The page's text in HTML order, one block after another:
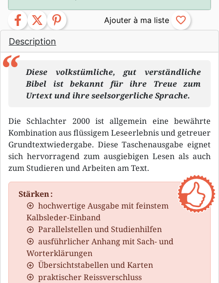
Description
Diese volkstümliche, gut verständliche
Bibel ist bekannt für ihre Treue zum
Urtext und ihre seelsorgerliche Sprache.
Die Schlachter 2000 ist allgemein eine bewährte
Kombination aus flüssigem Leseerlebnis und getreuer
Grundtextwiedergabe. Diese Taschenausgabe eignet
sich hervorragend zum ausgiebigen Lesen als auch
zum Studieren und Arbeiten am Text.
Stärken :
hochwertige Ausgabe mit feinstem
Kalbsleder-Einband
Parallelstellen und Studienhilfen
ausführlicher Anhang mit Sach- und
Worterklärungen
Übersichtstabellen und Karten
praktischer Reissverschluss
facebook twitter pinterest favorite_border